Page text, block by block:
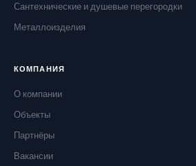
Сантехнические и душевые перегородки
Металлоизделия
КОМПАНИЯ
О компании
Объекты
Партнёры
Вакансии